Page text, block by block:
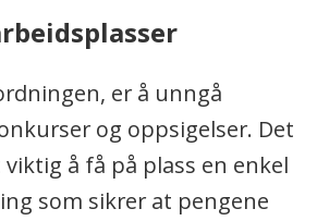
er å unngå
og oppsigelser. Det
å få på plass en enkel
som sikrer at pengene